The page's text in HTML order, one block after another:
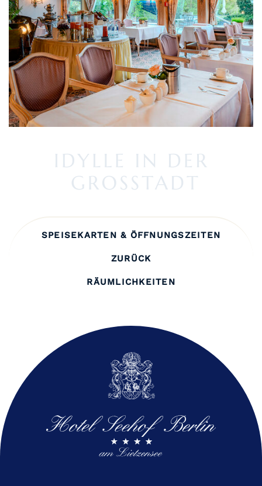
SPEISEKARTEN & ÖFFNUNGSZEITEN
ZURÜCK
RÄUMLICHKEITEN